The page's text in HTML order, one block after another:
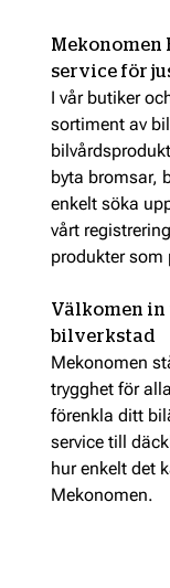
Mekonomen
service för
I vår butiker
sortiment av
byta bromsar,
enkelt söka
vårt
produkter
Välkomen
bilverkstad
Mekonomen
trygghet för
förenkla ditt
service till
hur enkelt det
Mekonomen.